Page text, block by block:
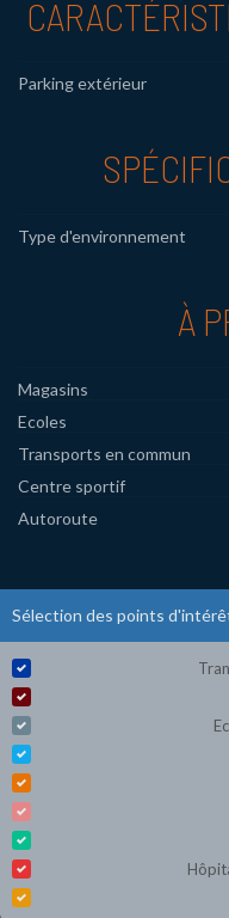
Parking extérieur
Type d'environnement
À
Magasins
Ecoles
Transports en commun
Centre sportif
Autoroute
Sélection des points